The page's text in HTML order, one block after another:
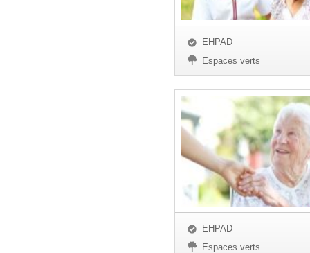
EHPAD
Espaces verts
EHPAD
Espaces verts